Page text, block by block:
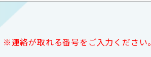
※連絡が取れる番号をご入力ください。